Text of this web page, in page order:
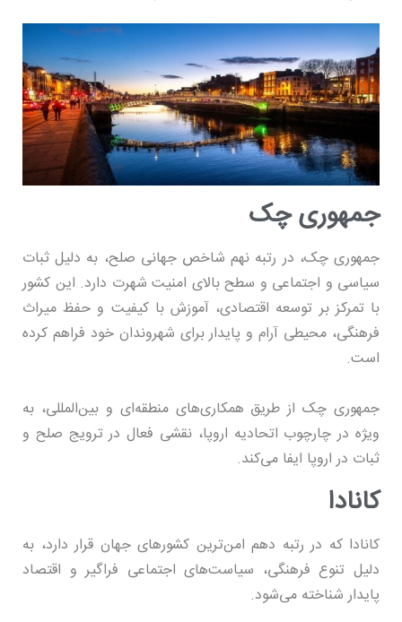
جمهوری چک
جمهوری چک، در رتبه نهم شاخص جهانی صلح، به دلیل ثبات
سیاسی و اجتماعی و سطح بالای امنیت شهرت دارد. این کشور
با تمرکز بر توسعه اقتصادی، آموزش با کیفیت و حفظ میراث
فرهنگی، محیطی آرام و پایدار برای شهروندان خود فراهم کرده
است.
جمهوری چک از طریق همکاری‌های منطقه‌ای و بین‌المللی، به
ویژه در چارچوب اتحادیه اروپا، نقشی فعال در ترویج صلح و
ثبات در اروپا ایفا می‌کند.
کانادا
کانادا که در رتبه دهم امن‌ترین کشورهای جهان قرار دارد، به
دلیل تنوع فرهنگی، سیاست‌های اجتماعی فراگیر و اقتصاد
پایدار شناخته می‌شود.